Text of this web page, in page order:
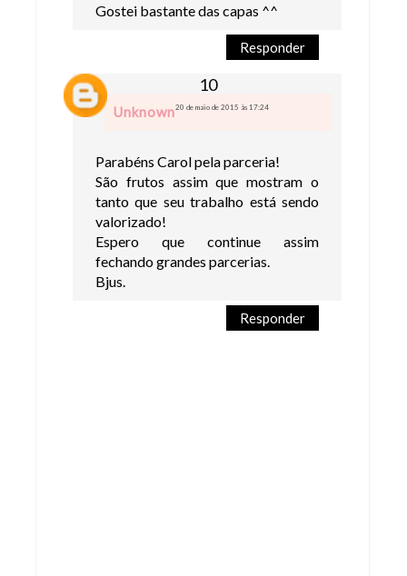
Gostei bastante das capas ^^
Responder
Unknown20 de maio de 2015 às 17:24
Parabéns Carol pela parceria!
São frutos assim que mostram o
tanto que seu trabalho está sendo
valorizado!
Espero que continue assim
fechando grandes parcerias.
Bjus.
Responder